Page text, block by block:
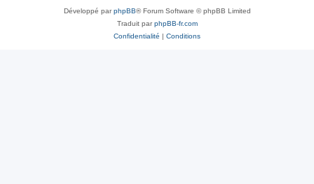
Développé parphpBB® Forum Software © phpBB Limited
Traduit parphpBB-fr.com
Confidentialité | Conditions